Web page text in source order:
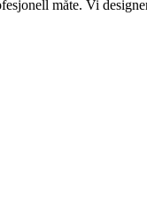
måte. Vi